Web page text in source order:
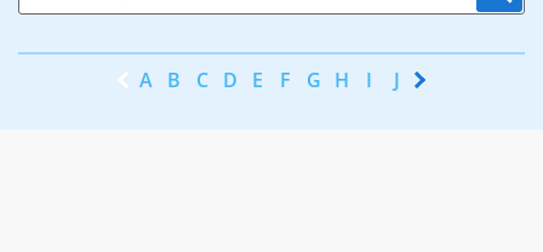
A B C D E F G H I J K